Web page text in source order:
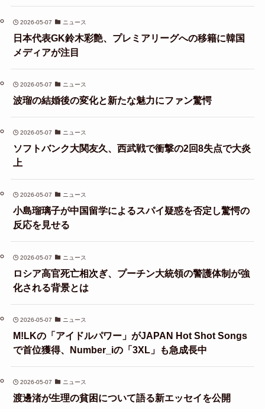
2026-05-07 ニュース
日本代表GK鈴木彩艶、プレミアリーグへの移籍に韓国
メディアが注目
2026-05-07 ニュース
波瑠の結婚後の変化と新たな魅力にファン驚愕
2026-05-07 ニュース
ソフトバンク大関友久、西武戦で衝撃の2回8失点で大炎
上
2026-05-07 ニュース
小島瑠璃子が中国留学によるスパイ疑惑を否定し驚愕の
反応を見せる
2026-05-07 ニュース
ロシア高官死亡相次ぎ、プーチン大統領の警護体制が強
化される背景とは
2026-05-07 ニュース
M!LKの「アイドルパワー」がJAPAN Hot Shot Songs
で首位獲得、Number_iの「3XL」も急成長中
2026-05-07 ニュース
渡邊渚が生理の貧困について語る新エッセイを公開